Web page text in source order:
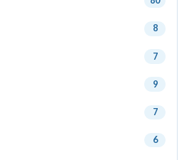
8
7
9
7
6